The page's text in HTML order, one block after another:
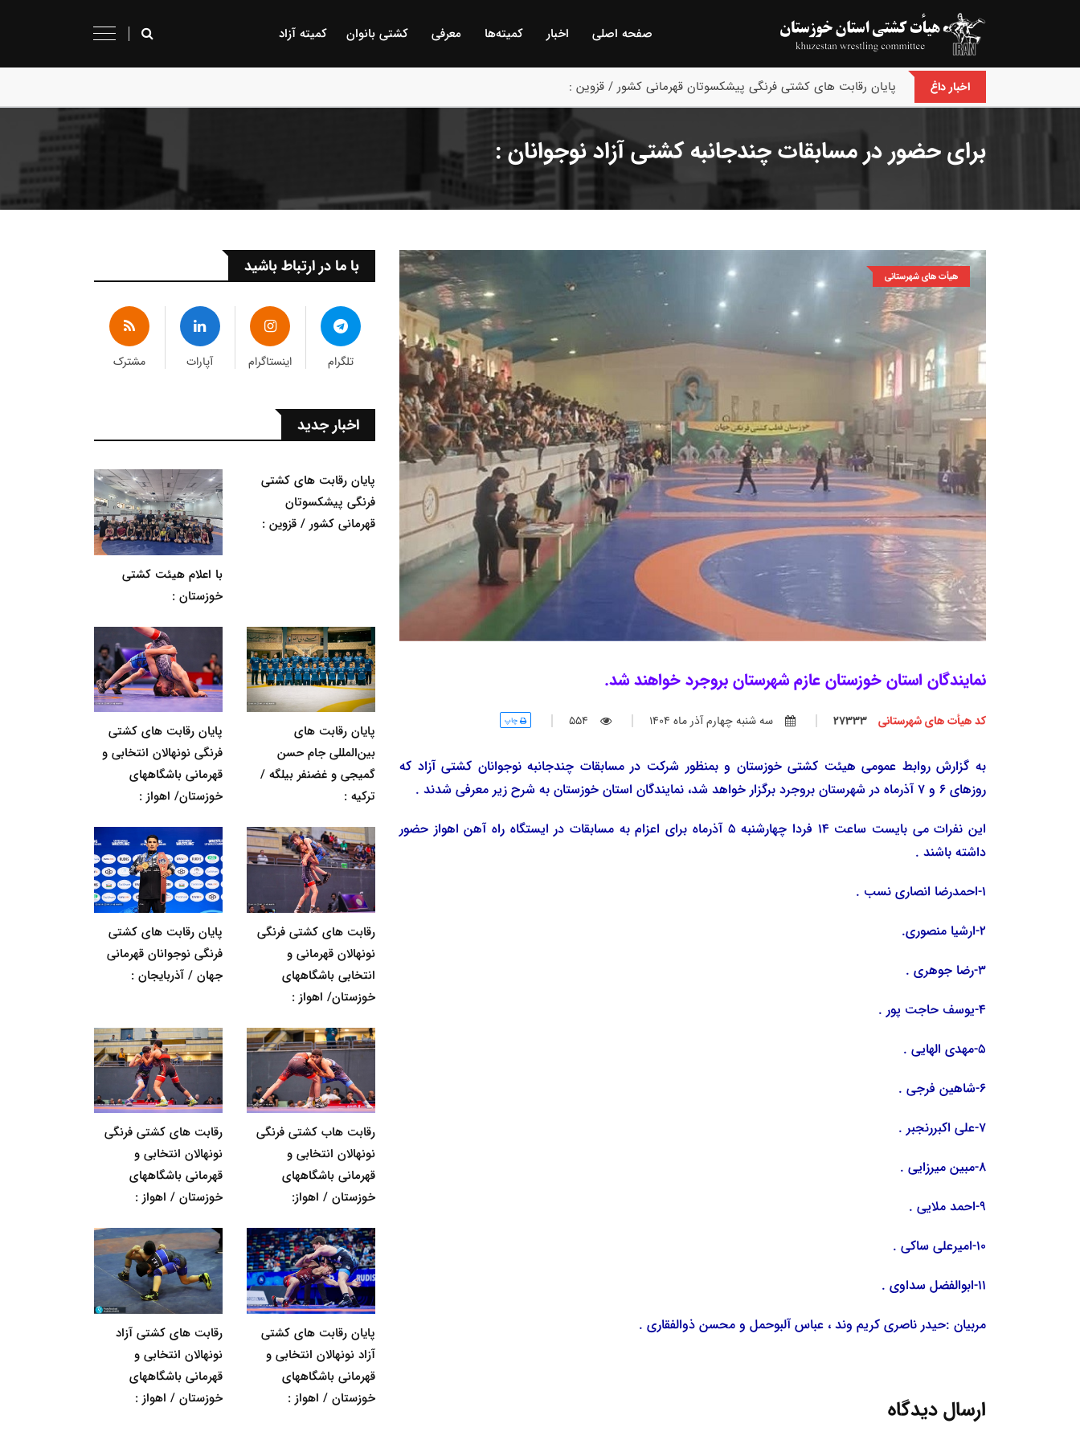
صفحه اصلی اخبار كمیته‌ها معرفی كشتی بانوان کمیته آزاد
اخبار داغ پایان رقابت های کشتی فرنگی پیشکسوتان قهرمانی کشور / قزوین :
برای حضور در مسابقات چندجانبه کشتی آزاد نوجوانان :
هیأت های شهرستانی
نمایندگان استان خوزستان عازم شهرستان بروجرد خواهند شد.
کد هیأت های شهرستانی سه شنبه چهارم آذر ماه 1404 554 چاپ
به گزارش روابط عمومی هیئت کشتی خوزستان و بمنظور شرکت در مسابقات چندجانبه نوجوانان کشتی آزاد که
روزهای 6 و 7 آذرماه در شهرستان بروجرد برگزار خواهد شد، نمایندگان استان خوزستان به شرح زیر معرفی شدند .
این نفرات می بایست ساعت 14 فردا چهارشنبه 5 آذرماه برای اعزام به مسابقات در ایستگاه راه آهن اهواز حضور
داشته باشند .
1-احمدرضا انصاری نسب .
2-ارشیا منصوری.
3-رضا جوهری .
4-یوسف حاجت پور .
5-مهدی الهایی .
6-شاهین فرجی .
7-علی اکبررنجبر .
8-مبین میرزایی .
9-احمد ملایی .
10-امیرعلی ساکی .
11-ابوالفضل سداوی .
مربیان :حیدر ناصری کریم وند ، عباس آلبوحمل و محسن ذوالفقاری .
ارسال دیدگاه
با ما در ارتباط باشید
تلگرام اینستاگرام آپارات مشترک
اخبار جدید
پایان رقابت های کشتی
فرنگی پیشکسوتان
قهرمانی کشور / قزوین :
با اعلام هیئت کشتی
خوزستان :
پایان رقابت های
بین‌المللی جام حسن
گمیجی و غضنفر بیلگه /
ترکیه :
پایان رقابت های کشتی
فرنگی نونهالان انتخابی و
قهرمانی باشگاههای
خوزستان/ اهواز :
رقابت های کشتی فرنگی
نونهالان قهرمانی و
انتخابی باشگاههای
خوزستان/ اهواز :
پایان رقابت های کشتی
فرنگی نوجوانان قهرمانی
جهان / آذربایجان :
رقابت هاب کشتی فرنگی
نونهالان انتخابی و
قهرمانی باشگاههای
خوزستان / اهواز:
رقابت های کشتی فرنگی
نونهالان انتخابی و
قهرمانی باشگاههای
خوزستان / اهواز :
پایان رقابت های کشتی
آزاد نونهالان انتخابی و
قهرمانی باشگاههای
خوزستان / اهواز :
رقابت های کشتی آزاد
نونهالان انتخابی و
قهرمانی باشگاههای
خوزستان / اهواز :